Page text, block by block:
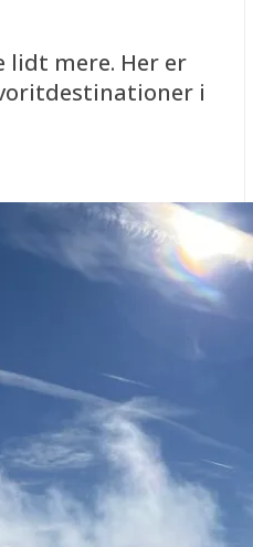
lidt mere. Her er
i